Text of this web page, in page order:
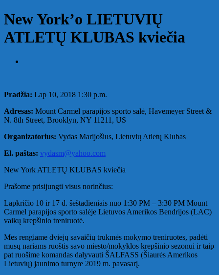
New York’o LIETUVIŲ
ATLETŲ KLUBAS kviečia
Pradžia: Lap 10, 2018 1:30 p.m.
Adresas: Mount Carmel parapijos sporto salė, Havemeyer Street &
N. 8th Street, Brooklyn, NY 11211, US
Organizatorius: Vydas Marijošius, Lietuvių Atletų Klubas
El. paštas: vydasm@yahoo.com
New York ATLETŲ KLUBAS kviečia
Prašome prisijungti visus norinčius:
Lapkričio 10 ir 17 d. šeštadieniais nuo 1:30 PM – 3:30 PM Mount
Carmel parapijos sporto salėje Lietuvos Amerikos Bendrijos (LAC)
vaikų krepšinio treniruotė.
Mes rengiame dviejų savaičių trukmės mokymo treniruotes, padėti
mūsų nariams ruoštis savo miesto/mokyklos krepšinio sezonui ir taip
pat ruošime komandas dalyvauti ŠALFASS (Šiaurės Amerikos
Lietuvių) jaunimo turnyre 2019 m. pavasarį.